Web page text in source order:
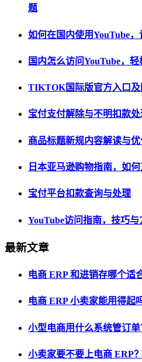
题
如何在国内使用YouTube
国内怎么访问YouTube，
TIKTOK国际版官方入口及
宝付支付解除与不明扣款
商品标题新规内容解读与
日本亚马逊购物指南，如
宝付平台扣款查询与处理
YouTube访问指南，技巧与
最新文章
电商 ERP 和进销存哪个适
电商 ERP 小卖家能用得起
小型电商用什么系统管订
小卖家要不要上电商 ERP